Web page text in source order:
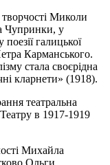
Миколи
Чупринки, у
галицької
Карманського.
стала своєрідна
кларнети» (1918).
театральна
в 1917-1919
Михайла
Ольги